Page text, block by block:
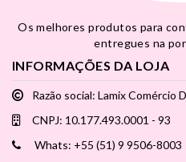
Os melhores produtos para
entregues na
INFORMAÇÕES DA LOJA
Razão social: Lamix Comércio
CNPJ: 10.177.493.0001 - 93
Whats: +55 (51) 9 9506-8003